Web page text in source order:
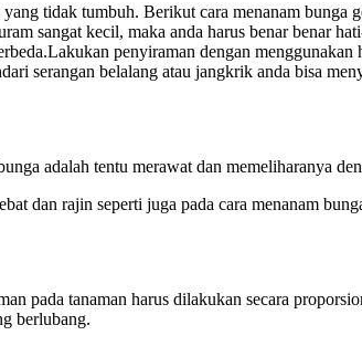
tidak tumbuh. Berikut cara menanam bunga
sangat kecil, maka anda harus benar benar
penyiraman dengan
serangan belalang atau jangkrik anda bisa
adalah tentu merawat dan memeliharanya
dan rajin seperti juga pada cara menanam
pada tanaman harus dilakukan secara
berlubang.